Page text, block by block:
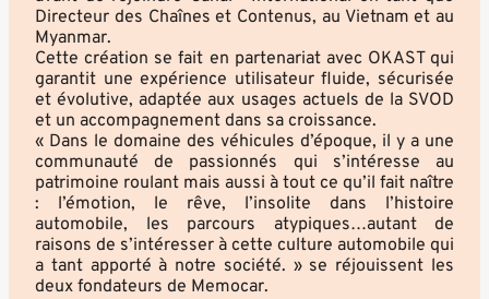
Directeur des Chaînes et Contenus, au Vietnam et au
Myanmar.
Cette création se fait en partenariat avec OKAST qui
garantit une expérience utilisateur fluide, sécurisée
et évolutive, adaptée aux usages actuels de la SVOD
et un accompagnement dans sa croissance.
« Dans le domaine des véhicules d’époque, il y a une
communauté de passionnés qui s’intéresse au
patrimoine roulant mais aussi à tout ce qu’il fait naître
: l’émotion, le rêve, l’insolite dans l’histoire
automobile, les parcours atypiques…autant de
raisons de s’intéresser à cette culture automobile qui
a tant apporté à notre société. » se réjouissent les
deux fondateurs de Memocar.